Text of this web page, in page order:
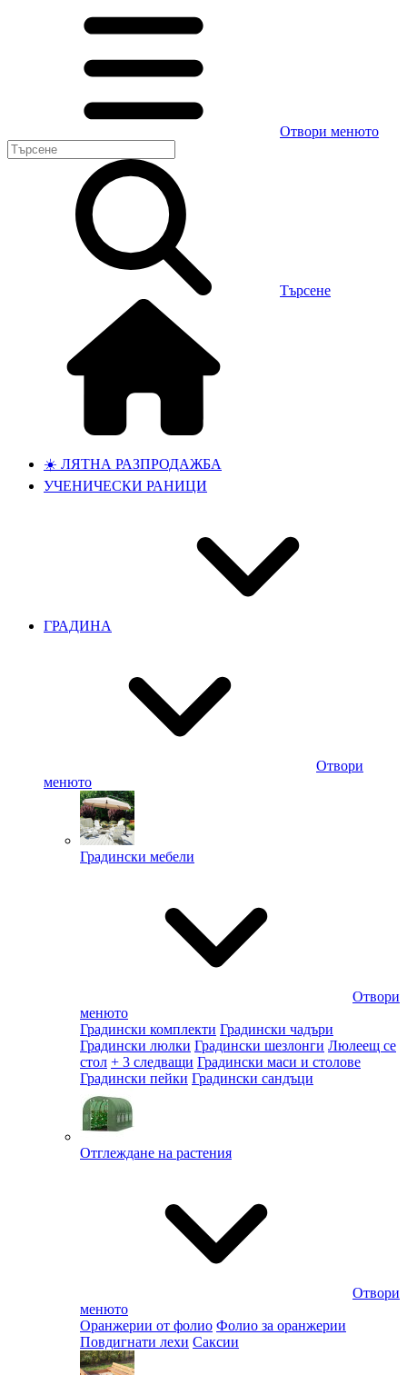
Отвори менюто
Търсене
☀️ ЛЯТНА РАЗПРОДАЖБА
УЧЕНИЧЕСКИ РАНИЦИ
ГРАДИНА
Отвори
менюто
Градински мебели
Отвори
менюто
Градински комплекти Градински чадъри
Градински люлки Градински шезлонги Люлеещ се
стол + 3 следващи Градински маси и столове
Градински пейки Градински сандъци
Отглеждане на растения
Отвори
менюто
Оранжерии от фолио Фолио за оранжерии
Повдигнати лехи Саксии